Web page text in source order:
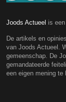
Joods Actueel is
De artikels en
van Joods Actueel.
gemeenschap. De
gemandateerde
een eigen mening te